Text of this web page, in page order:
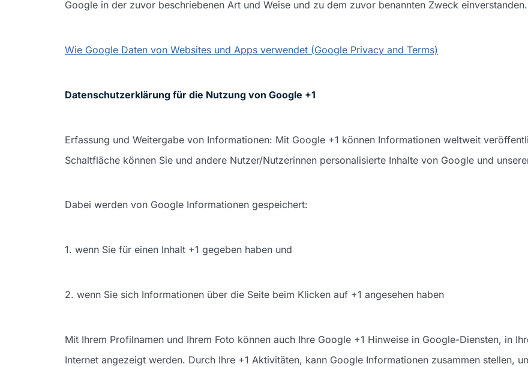
Google in der zuvor beschriebenen Art und Weise und zu dem zuvor benannten Zweck einverstanden.
Wie Google Daten von Websites und Apps verwendet (Google Privacy and Terms)
Datenschutzerklärung für die Nutzung von Google +1
Erfassung und Weitergabe von Informationen: Mit Google +1 können Informationen weltweit
Schaltfläche können Sie und andere Nutzer/Nutzerinnen personalisierte Inhalte von Google und
Dabei werden von Google Informationen gespeichert:
1. wenn Sie für einen Inhalt +1 gegeben haben und
2. wenn Sie sich Informationen über die Seite beim Klicken auf +1 angesehen haben
Mit Ihrem Profilnamen und Ihrem Foto können auch Ihre Google +1 Hinweise in Google-Diensten, in
Internet angezeigt werden. Durch Ihre +1 Aktivitäten, kann Google Informationen zusammen stellen,